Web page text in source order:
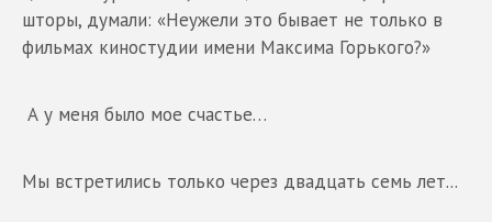
шторы, думали: «Неужели это бывает не только в
фильмах киностудии имени Максима Горького?»
А у меня было мое счастье…
Мы встретились только через двадцать семь лет...